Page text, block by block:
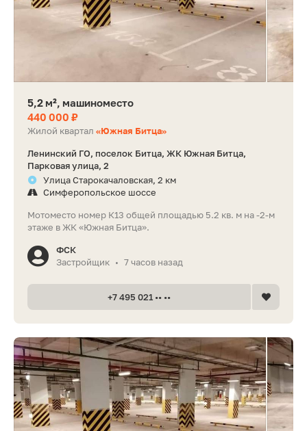
5,2 м², машиноместо
440 000 ₽
Жилой квартал «Южная Битца»
Ленинский ГО, поселок Битца, ЖК Южная Битца,
Парковая улица, 2
Улица Старокачаловская, 2 км
Симферопольское шоссе
Мотоместо номер К13 общей площадью 5.2 кв. м на -2-м
этаже в ЖК «Южная Битца».
ФСК
Застройщик • 7 часов назад
+7 495 021 •• ••